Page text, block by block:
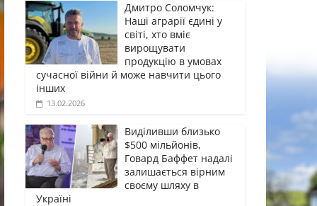
Дмитро Соломчук:
Наші аграрії єдині у
світі, хто вміє
вирощувати
продукцію в умовах
сучасної війни й може навчити цього
інших
13.02.2026
Виділивши близько
$500 мільйонів,
Говард Баффет надалі
залишається вірним
своєму шляху в
Україні